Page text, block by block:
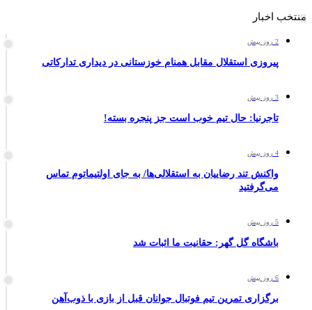
منتخب اخبار
2 روز پیش
پیروزی استقلال مقابل همنام خوزستانی در دیداری تدارکاتی
3 روز پیش
تاجرنیا: حال تیم خوب است جز پنجره بسته!
4 روز پیش
واکنش تند رضاییان به استقلالی‌ها/ به جای اولتیماتوم تماس
می‌گرفتید
5 روز پیش
باشگاه گل گهر: حقانیت ما اثبات شد
6 روز پیش
برگزاری تمرین تیم فوتبال جوانان قبل از بازی با ذوب‌آهن